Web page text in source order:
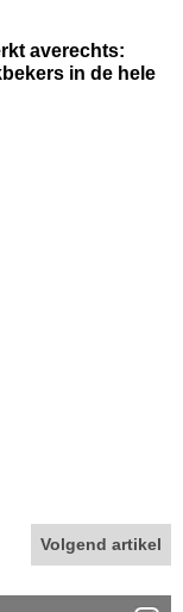
averechts:
in de hele
Volgend artikel